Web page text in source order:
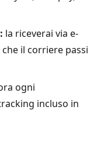
la riceverai via e-
il corriere passi
ogni
incluso in